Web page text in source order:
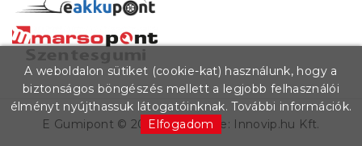
E Gumipont © 2026. Készítette: Innovip.hu Kft.
A weboldalon sütiket (cookie-kat) használunk, hogy a
biztonságos böngészés mellett a legjobb felhasználói
élményt nyújthassuk látogatóinknak.További információk.
Elfogadom